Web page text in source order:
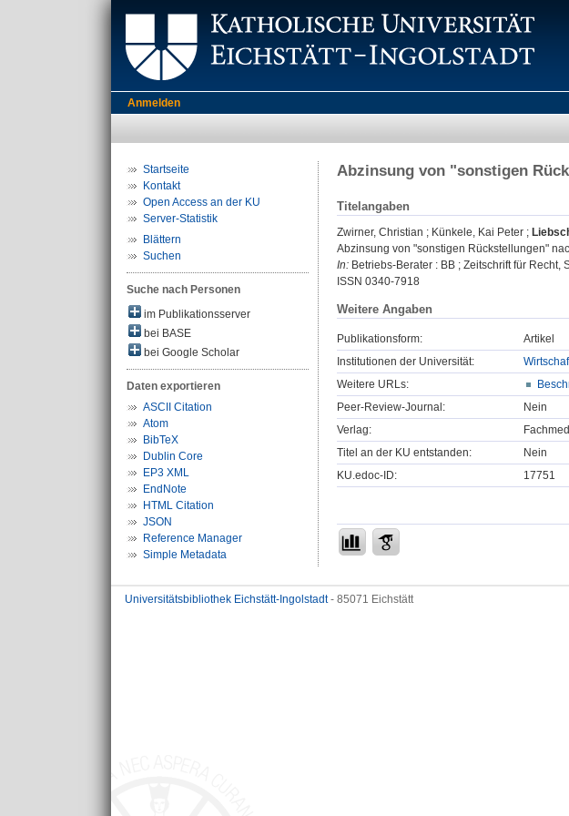
Anmelden
Startseite
Kontakt
Open Access an der KU
Server-Statistik
Blättern
Suchen
Suche nach Personen
im Publikationsserver
bei BASE
bei Google Scholar
Daten exportieren
ASCII Citation
Atom
BibTeX
Dublin Core
EP3 XML
EndNote
HTML Citation
JSON
Reference Manager
Simple Metadata
Abzinsung von "sonstigen
Titelangaben
Zwirner, Christian ; Künkele, Kai Peter ;
Abzinsung von "sonstigen Rückstellungen"
In: Betriebs-Berater : BB ; Zeitschrift für
ISSN 0340-7918
Weitere Angaben
Publikationsform:
Artikel
Institutionen der Universität:
Weitere URLs:
Peer-Review-Journal:
Nein
Verlag:
Titel an der KU entstanden:
Nein
KU.edoc-ID:
17751
Universitätsbibliothek Eichstätt-Ingolstadt- 85071 Eichstätt